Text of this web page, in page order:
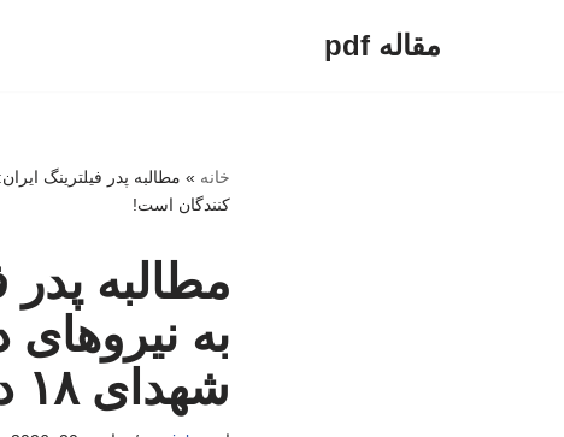
مقاله pdf
خانه »
کنندگان است!
مطالبه پدر
به
شهدای ۱۸ دی‌ماه بر گردن تعلل کنندگان است!